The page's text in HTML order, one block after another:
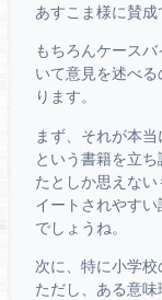
あすこま様に賛成
もちろんケース
いて意見を述べ
ります。
まず、それが本
という書籍を立
たとしか思えな
イートされやす
でしょうね。
次に、特に小学校
ただし、ある意